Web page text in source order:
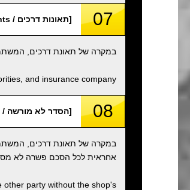
07 [תאונות דרכים / Traffic Accidents]
במקרה של תאונת דרכים,
and insurance company.
08 [הסדר לא מורשה / Unauthorized Settlement]
במקרה של תאונת דרכים,
אחראית לכל הסכם פשרה לא
other party without the shop's